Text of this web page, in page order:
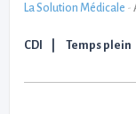
La Solution Médicale -
CDI Temps plein